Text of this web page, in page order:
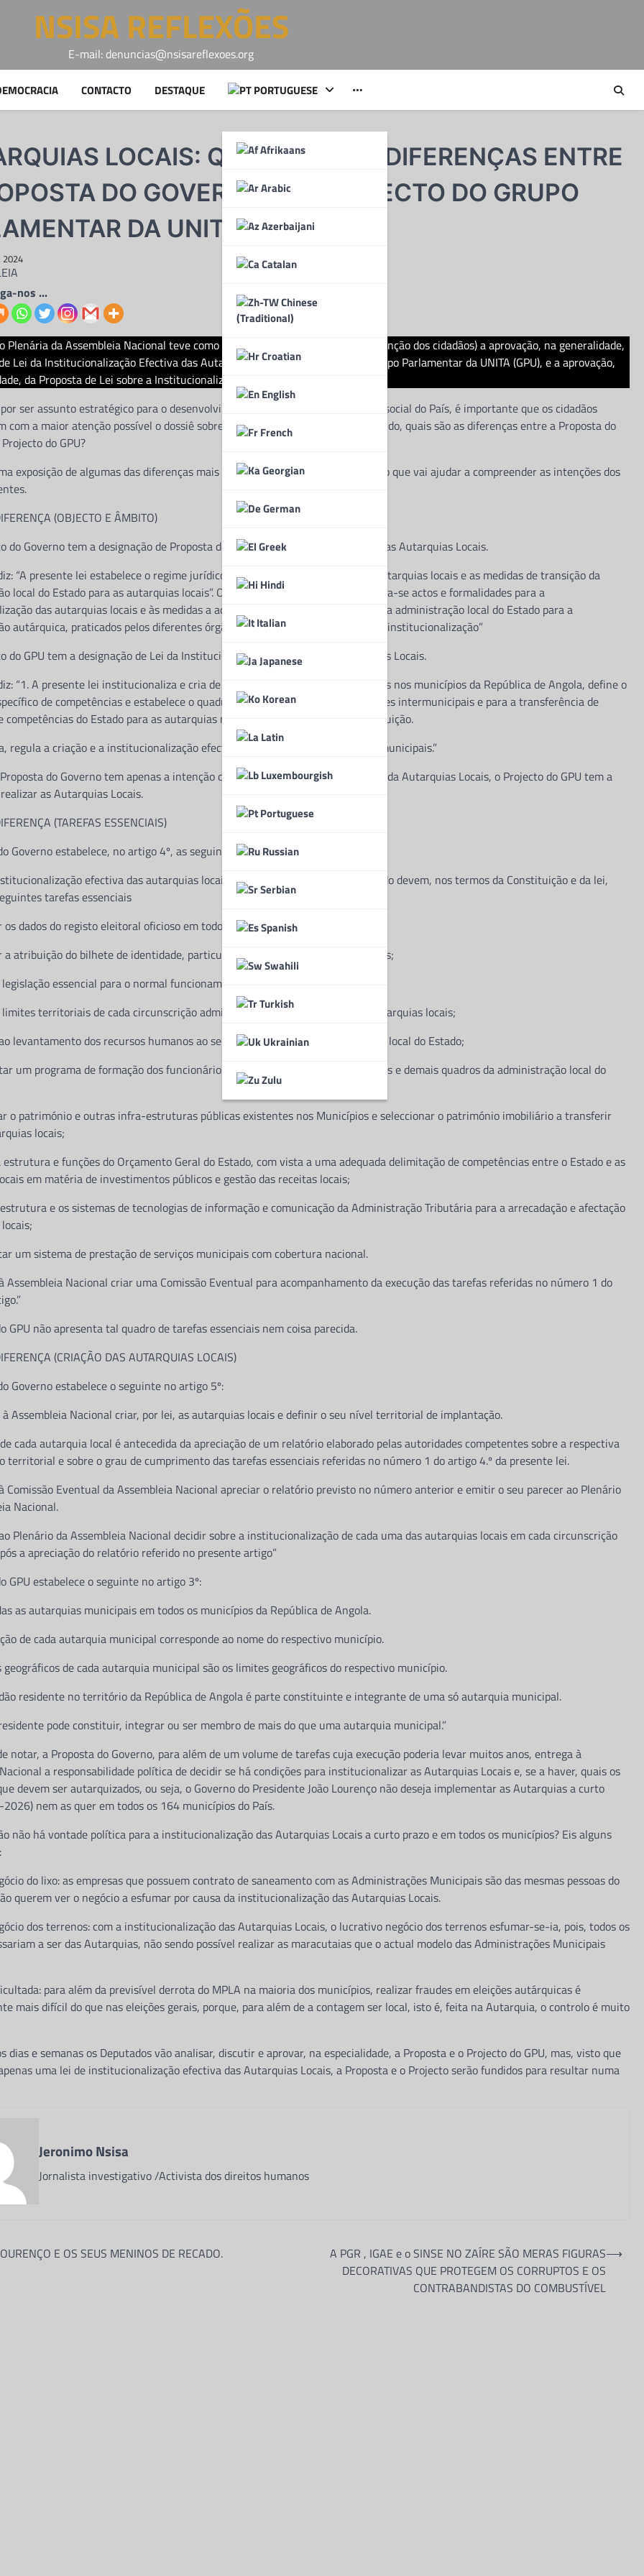
NSISA REFLEXÕES
E-mail: denuncias@nsisareflexoes.org
CONTACTO DESTAQUE PORTUGUESE
Afrikaans
Arabic
Azerbaijani
Catalan
Chinese
(Traditional)
Croatian
English
French
Georgian
German
Greek
Hindi
Italian
Japanese
Korean
Latin
Luxembourgish
Portuguese
Russian
Serbian
Spanish
Swahili
Turkish
Ukrainian
Zulu
LOCAIS: QUAIS SÃO AS DIFERENÇAS ENTRE
DO GOVERNO E O PROJECTO DO GRUPO
DA UNITA?
2024
nos ...
Plenária da Assembleia Nacional teve como pontos altos (que chamaram a atenção dos cidadãos) a aprovação, na generalidade,
Lei da Institucionalização Efectiva das Autarquias Locais, de iniciativa do Grupo Parlamentar da UNITA (GPU), e a aprovação,
da Proposta de Lei sobre a Institucionalização das Autarquias Locais.
ser assunto estratégico para o desenvolvimento democrático, económico e social do País, é importante que os cidadãos
com a maior atenção possível o dossiê sobre as Autarquias Locais. Neste sentido, quais são as diferenças entre a Proposta do
do GPU?
exposição de algumas das diferenças mais relevantes dos dois documentos, o que vai ajudar a compreender as intenções dos
(OBJECTO E ÂMBITO)
do Governo tem a designação de Proposta de Lei sobre a Institucionalização das Autarquias Locais.
“A presente lei estabelece o regime jurídico para a institucionalização das autarquias locais e as medidas de transição da
local do Estado para as autarquias locais”. O artigo 2º diz: “A presente lei aplica-se actos e formalidades para a
das autarquias locais e às medidas a adoptar para a eficiente transição da administração local do Estado para a
autárquica, praticados pelos diferentes órgãos com responsabilidades na sua institucionalização”
do GPU tem a designação de Lei da Institucionalização Efectiva das Autarquias Locais.
“1. A presente lei institucionaliza e cria de modo efectivo as autarquias locais nos municípios da República de Angola, define o
de competências e estabelece o quadro legal para a organização de entes intermunicipais e para a transferência de
competências do Estado para as autarquias municipais, nos termos da Constituição.
regula a criação e a institucionalização efectiva das autarquias supra e inframunicipais.”
do Governo tem apenas a intenção de legislar a respeito da realização da Autarquias Locais, o Projecto do GPU tem a
as Autarquias Locais.
(TAREFAS ESSENCIAIS)
Governo estabelece, no artigo 4º, as seguintes tarefas:
efectiva das autarquias locais os órgãos competentes do Estado devem, nos termos da Constituição e da lei,
tarefas essenciais
dados do registo eleitoral oficioso em todos os Municípios do País;
a atribuição do bilhete de identidade, particularmente para os cidadãos maiores;
essencial para o normal funcionamento das autarquias locais;
territoriais de cada circunscrição administrativa de implantação das autarquias locais;
levantamento dos recursos humanos ao serviço dos órgãos da administração local do Estado;
um programa de formação dos funcionários públicos, agentes administrativos e demais quadros da administração local do
o património e outras infra-estruturas públicas existentes nos Municípios e seleccionar o património imobiliário a transferir
locais;
estrutura e funções do Orçamento Geral do Estado, com vista a uma adequada delimitação de competências entre o Estado e as
em matéria de investimentos públicos e gestão das receitas locais;
e os sistemas de tecnologias de informação e comunicação da Administração Tributária para a arrecadação e afectação
um sistema de prestação de serviços municipais com cobertura nacional.
Assembleia Nacional criar uma Comissão Eventual para acompanhamento da execução das tarefas referidas no número 1 do
GPU não apresenta tal quadro de tarefas essenciais nem coisa parecida.
(CRIAÇÃO DAS AUTARQUIAS LOCAIS)
Governo estabelece o seguinte no artigo 5º:
à Assembleia Nacional criar, por lei, as autarquias locais e definir o seu nível territorial de implantação.
cada autarquia local é antecedida da apreciação de um relatório elaborado pelas autoridades competentes sobre a respectiva
territorial e sobre o grau de cumprimento das tarefas essenciais referidas no número 1 do artigo 4.º da presente lei.
Comissão Eventual da Assembleia Nacional apreciar o relatório previsto no número anterior e emitir o seu parecer ao Plenário
Nacional.
Plenário da Assembleia Nacional decidir sobre a institucionalização de cada uma das autarquias locais em cada circunscrição
a apreciação do relatório referido no presente artigo”
GPU estabelece o seguinte no artigo 3º:
as autarquias municipais em todos os municípios da República de Angola.
de cada autarquia municipal corresponde ao nome do respectivo município.
geográficos de cada autarquia municipal são os limites geográficos do respectivo município.
residente no território da República de Angola é parte constituinte e integrante de uma só autarquia municipal.
pode constituir, integrar ou ser membro de mais do que uma autarquia municipal.”
notar, a Proposta do Governo, para além de um volume de tarefas cuja execução poderia levar muitos anos, entrega à
a responsabilidade política de decidir se há condições para institucionalizar as Autarquias Locais e, se a haver, quais os
devem ser autarquizados, ou seja, o Governo do Presidente João Lourenço não deseja implementar as Autarquias a curto
nem as quer em todos os 164 municípios do País.
não há vontade política para a institucionalização das Autarquias Locais a curto prazo e em todos os municípios? Eis alguns
do lixo: as empresas que possuem contrato de saneamento com as Administrações Municipais são das mesmas pessoas do
querem ver o negócio a esfumar por causa da institucionalização das Autarquias Locais.
dos terrenos: com a institucionalização das Autarquias Locais, o lucrativo negócio dos terrenos esfumar-se-ia, pois, todos os
a ser das Autarquias, não sendo possível realizar as maracutaias que o actual modelo das Administrações Municipais
para além da previsível derrota do MPLA na maioria dos municípios, realizar fraudes em eleições autárquicas é
mais difícil do que nas eleições gerais, porque, para além de a contagem ser local, isto é, feita na Autarquia, o controlo é muito
dias e semanas os Deputados vão analisar, discutir e aprovar, na especialidade, a Proposta e o Projecto do GPU, mas, visto que
uma lei de institucionalização efectiva das Autarquias Locais, a Proposta e o Projecto serão fundidos para resultar numa
Jeronimo Nsisa
Jornalista investigativo /Activista dos direitos humanos
E OS SEUS MENINOS DE RECADO.
A PGR , IGAE e o SINSE NO ZAÍRE SÃO MERAS FIGURAS
DECORATIVAS QUE PROTEGEM OS CORRUPTOS E OS
CONTRABANDISTAS DO COMBUSTÍVEL
⟶